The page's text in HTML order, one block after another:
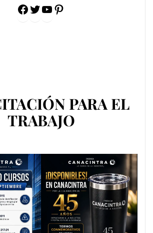
Facebook
Twitter
YouTube
Pinterest
PARA EL
TRABAJO